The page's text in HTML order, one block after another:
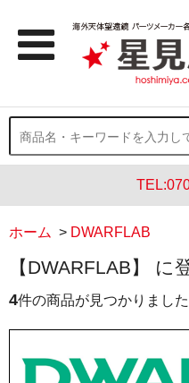
ホーム > DWARFLAB
【DWARFLAB】 に
4件の商品が見つかりました